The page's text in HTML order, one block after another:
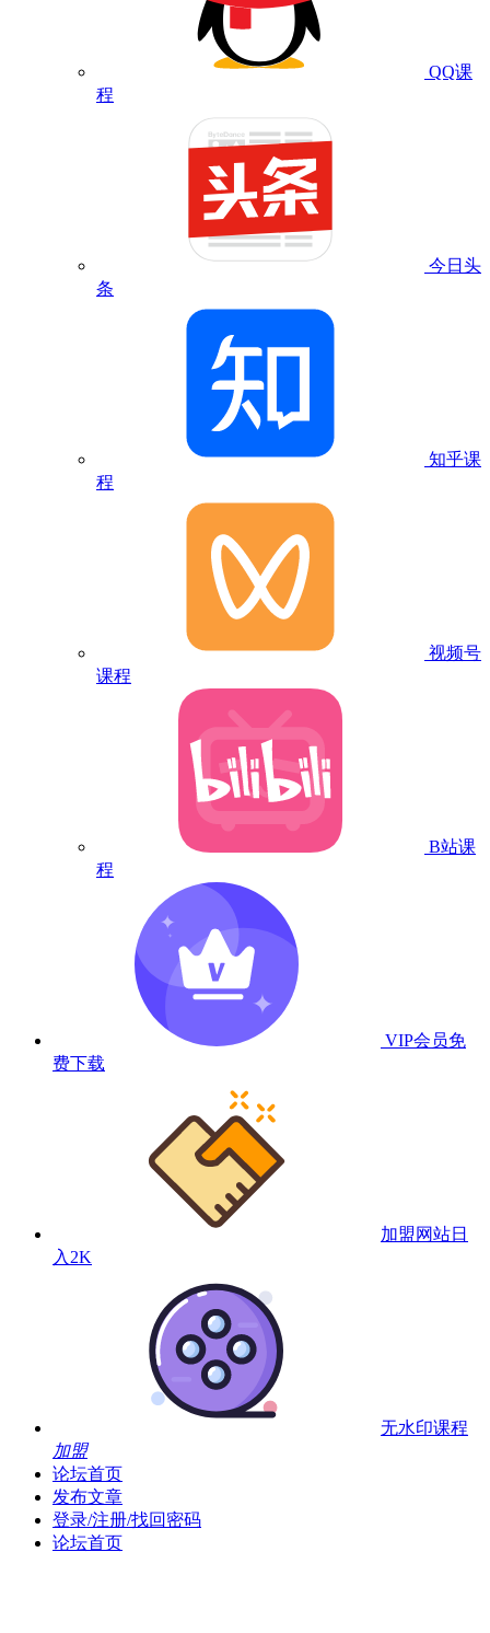
QQ课
程
今日头
条
知乎课
程
视频号
课程
B站课
程
VIP会员免
费下载
加盟网站日
入2K
无水印课程
加盟
论坛首页
发布文章
登录/注册/找回密码
论坛首页